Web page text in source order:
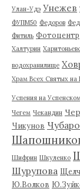
Улан-Удэ Унежев
ФУПМ50 Федоров
Фитиль Фотоцентр
Халтурин
водохранилище
Храм Всех Святых на
Успения на
Чегем Чекандин
Чикунов
Шифрин Шкуленко
Шурупова
Ю.Волков